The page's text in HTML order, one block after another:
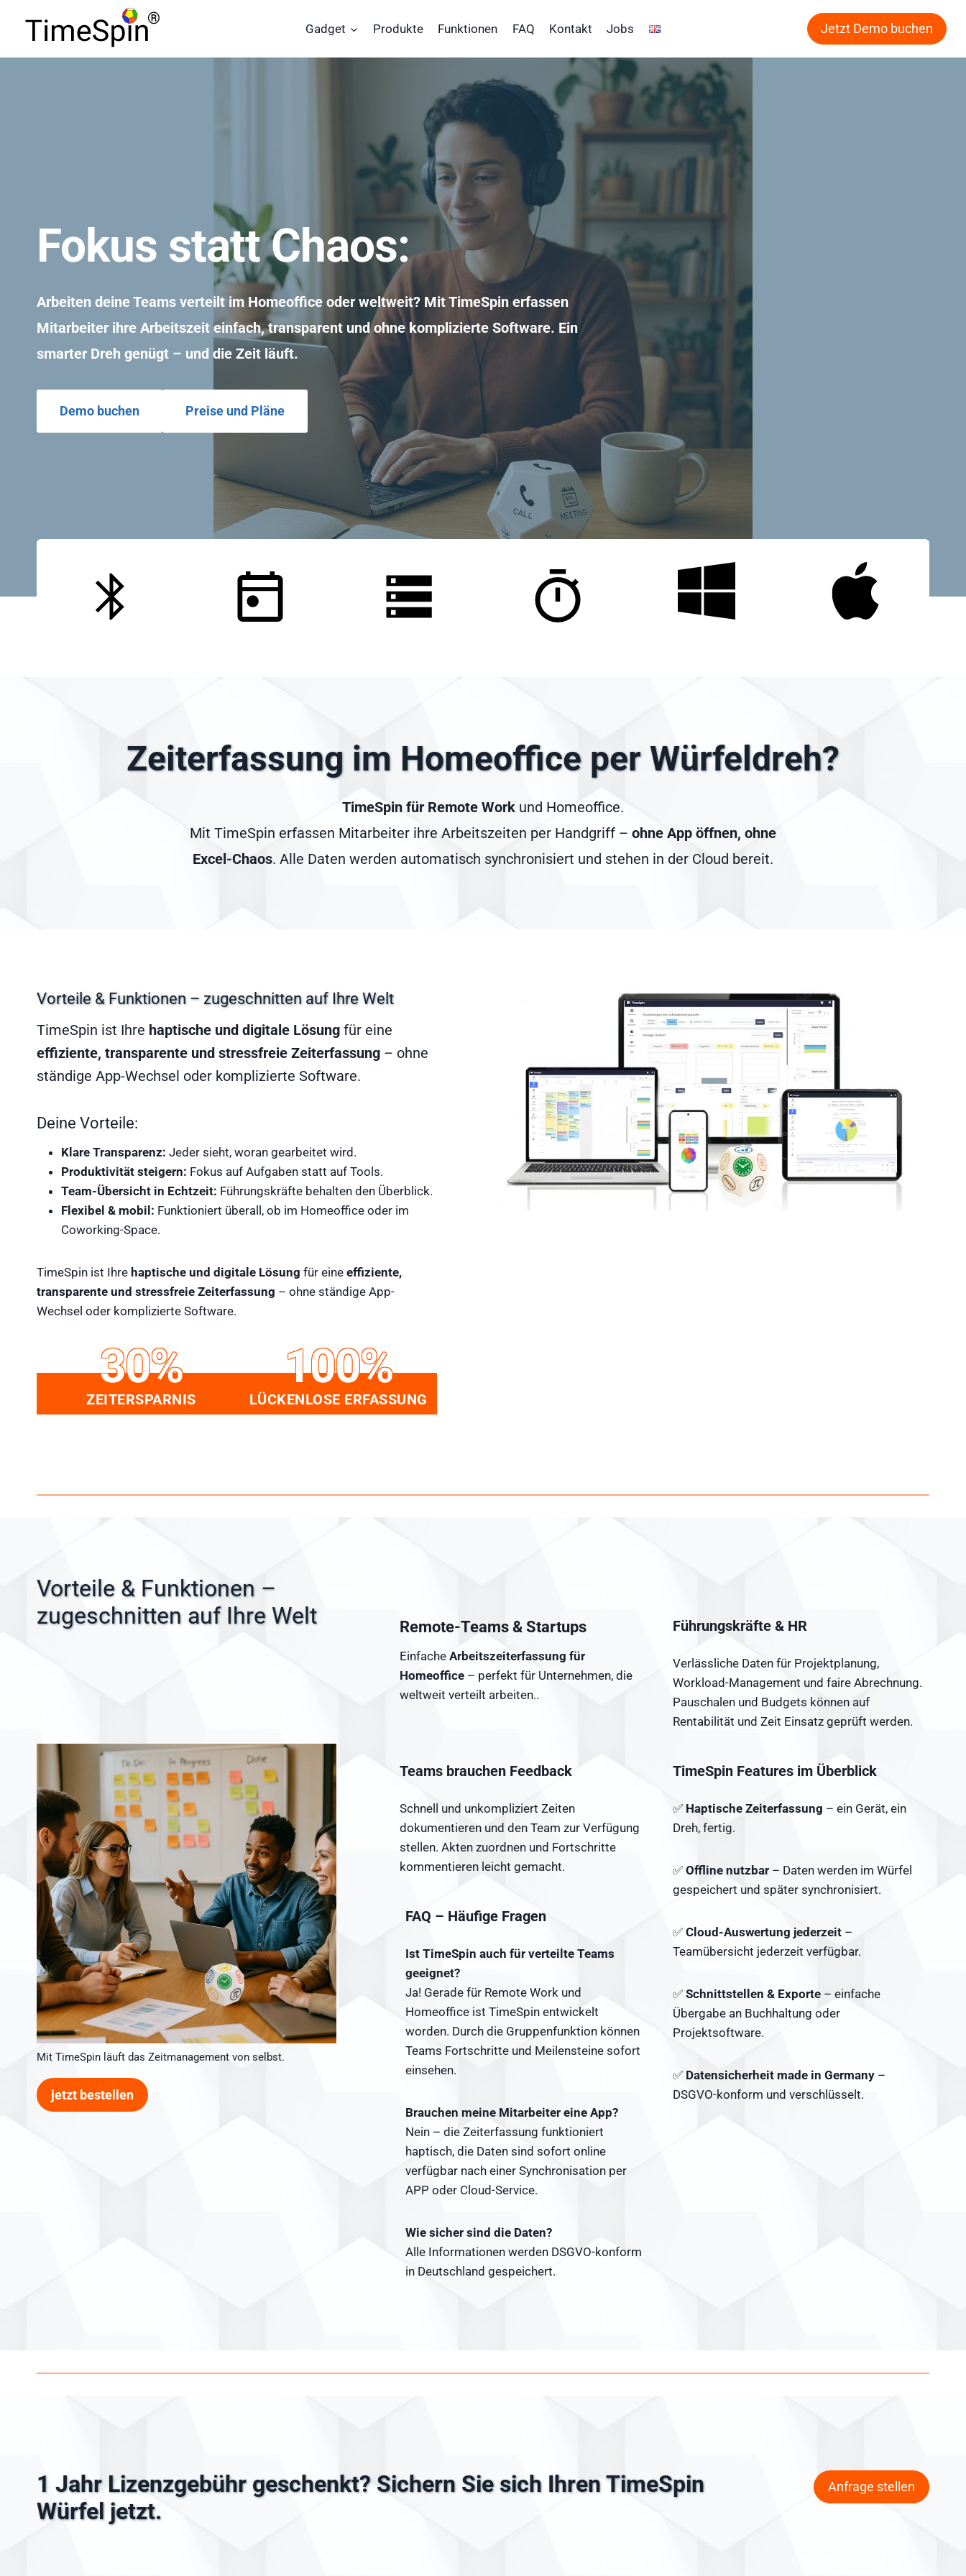
Gadget Produkte Funktionen FAQ Kontakt Jobs Jetzt Demo buchen
Fokus statt Chaos:
Arbeiten deine Teams verteilt im Homeoffice oder weltweit? MitTimeSpinerfassen
Mitarbeiter ihre Arbeitszeit einfach, transparent und ohne komplizierte Software. Ein
smarter Dreh genügt – und die Zeit läuft.
Demo buchen Preise und Pläne
Zeiterfassung im Homeoffice per Würfeldreh?
TimeSpin für Remote Workund Homeoffice.
Mit TimeSpin erfassen Mitarbeiter ihre Arbeitszeiten per Handgriff – ohne App öffnen, ohne
Excel-Chaos. Alle Daten werden automatisch synchronisiert und stehen in der Cloud bereit.
Vorteile & Funktionen – zugeschnitten auf Ihre Welt
TimeSpin ist Ihre haptische und digitale Lösung für eine
effiziente, transparente und stressfreie Zeiterfassung – ohne
ständige App-Wechsel oder komplizierte Software.
Deine Vorteile:
Klare Transparenz: Jeder sieht, woran gearbeitet wird.
Produktivität steigern: Fokus auf Aufgaben statt auf Tools.
Team-Übersicht in Echtzeit: Führungskräfte behalten den Überblick.
Flexibel & mobil: Funktioniert überall, ob im Homeoffice oder im
Coworking-Space.
TimeSpin ist Ihre haptische und digitale Lösung für eine effiziente,
transparente und stressfreie Zeiterfassung – ohne ständige App-
Wechsel oder komplizierte Software.
30%
ZEITERSPARNIS
100%
LÜCKENLOSE ERFASSUNG
Vorteile & Funktionen –
zugeschnitten auf Ihre Welt
Mit TimeSpin läuft das Zeitmanagement von selbst.
jetzt bestellen
Remote-Teams & Startups
Einfache Arbeitszeiterfassung für
Homeoffice– perfekt für Unternehmen, die
weltweit verteilt arbeiten..
Führungskräfte & HR
Verlässliche Daten für Projektplanung,
Workload-Management und faire Abrechnung.
Pauschalen und Budgets können auf
Rentabilität und Zeit Einsatz geprüft werden.
Teams brauchen Feedback
Schnell und unkompliziert Zeiten
dokumentieren und den Team zur Verfügung
stellen. Akten zuordnen und Fortschritte
kommentieren leicht gemacht.
FAQ – Häufige Fragen
Ist TimeSpin auch für verteilte Teams
geeignet?
Ja! Gerade für Remote Work und
Homeoffice ist TimeSpin entwickelt
worden. Durch die Gruppenfunktion können
Teams Fortschritte und Meilensteine sofort
einsehen.
Brauchen meine Mitarbeiter eine App?
Nein – die Zeiterfassung funktioniert
haptisch, die Daten sind sofort online
verfügbar nach einer Synchronisation per
APP oder Cloud-Service.
Wie sicher sind die Daten?
Alle Informationen werden DSGVO-konform
in Deutschland gespeichert.
TimeSpin Features im Überblick
✅ Haptische Zeiterfassung – ein Gerät, ein
Dreh, fertig.
✅Offline nutzbar – Daten werden im Würfel
gespeichert und später synchronisiert.
✅Cloud-Auswertung jederzeit –
Teamübersicht jederzeit verfügbar.
✅Schnittstellen & Exporte – einfache
Übergabe an Buchhaltung oder
Projektsoftware.
✅ Datensicherheit made in Germany –
DSGVO-konform und verschlüsselt.
1 Jahr Lizenzgebühr geschenkt? Sichern Sie sich Ihren TimeSpin
Würfel jetzt.
Anfrage stellen